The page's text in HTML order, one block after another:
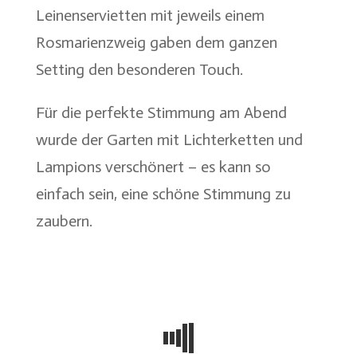
Leinenservietten mit jeweils einem
Rosmarienzweig gaben dem ganzen
Setting den besonderen Touch.
Für die perfekte Stimmung am Abend
wurde der Garten mit Lichterketten und
Lampions verschönert – es kann so
einfach sein, eine schöne Stimmung zu
zaubern.